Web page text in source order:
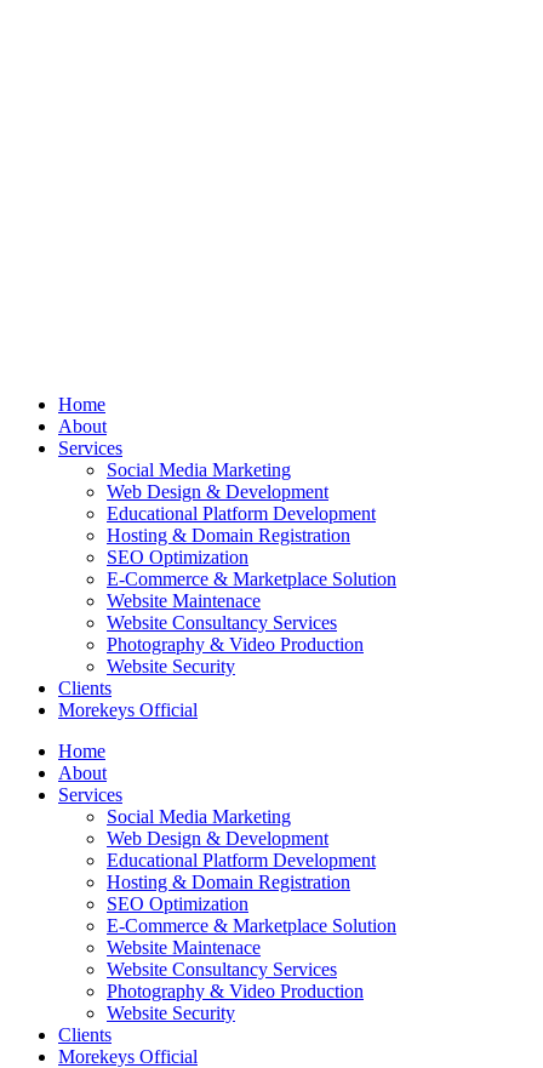
Home
About
Services
Social Media Marketing
Web Design & Development
Educational Platform Development
Hosting & Domain Registration
SEO Optimization
E-Commerce & Marketplace Solution
Website Maintenace
Website Consultancy Services
Photography & Video Production
Website Security
Clients
Morekeys Official
Home
About
Services
Social Media Marketing
Web Design & Development
Educational Platform Development
Hosting & Domain Registration
SEO Optimization
E-Commerce & Marketplace Solution
Website Maintenace
Website Consultancy Services
Photography & Video Production
Website Security
Clients
Morekeys Official